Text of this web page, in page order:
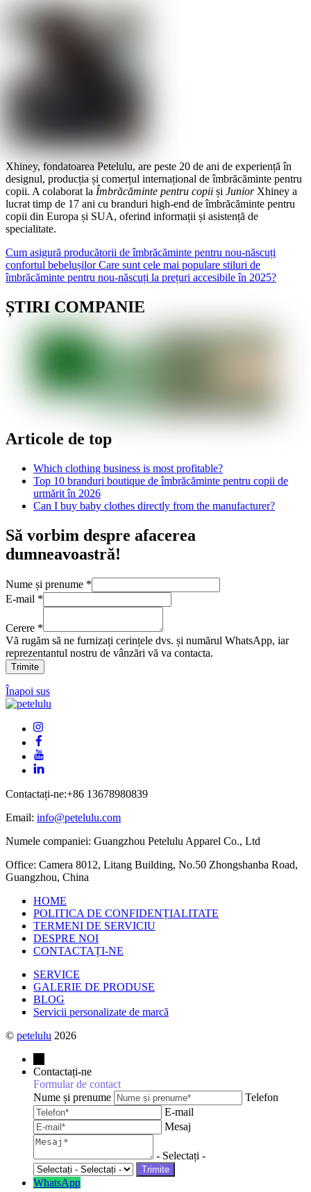
Xhiney, fondatoarea Petelulu, are peste 20 de ani de experiență în
designul, producția și comerțul internațional de îmbrăcăminte pentru
copii. A colaborat la Îmbrăcăminte pentru copii și JuniorXhiney a
lucrat timp de 17 ani cu branduri high-end de îmbrăcăminte pentru
copii din Europa și SUA, oferind informații și asistență de
specialitate.
Cum asigură producătorii de îmbrăcăminte pentru nou-născuți
confortul bebelușilorCare sunt cele mai populare stiluri de
îmbrăcăminte pentru nou-născuți la prețuri accesibile în 2025?
ȘTIRI COMPANIE
Articole de top
Which clothing business is most profitable?
Top 10 branduri boutique de îmbrăcăminte pentru copii de
urmărit în 2026
Can I buy baby clothes directly from the manufacturer?
Să vorbim despre afacerea
dumneavoastră!
Nume și prenume *
Cerere
e-
mail
E-mail *
Cerere *
Vă rugăm să ne furnizați cerințele dvs. și numărul WhatsApp, iar
reprezentantul nostru de vânzări vă va contacta.
Trimite
Înapoi sus
Contactați-ne:+86 13678980839
Email: info@petelulu.com
Numele companiei: Guangzhou Petelulu Apparel Co., Ltd
Office: Camera 8012, Litang Building, No.50 Zhongshanba Road,
Guangzhou, China
HOME
POLITICA DE CONFIDENȚIALITATE
TERMENI DE SERVICIU
DESPRE NOI
CONTACTAȚI-NE
SERVICE
GALERIE DE PRODUSE
BLOG
Servicii personalizate de marcă
© petelulu 2026
Contactați-ne
Formular de contact
Nume și prenume
Telefon
E-mail
Mesaj
- Selectați -
WhatsApp